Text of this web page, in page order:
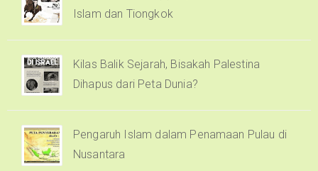
Islam dan Tiongkok
Kilas Balik Sejarah, Bisakah Palestina
Dihapus dari Peta Dunia?
Pengaruh Islam dalam Penamaan Pulau di
Nusantara